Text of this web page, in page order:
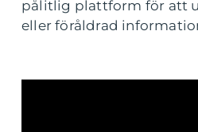
pålitlig plattform för att
eller föråldrad